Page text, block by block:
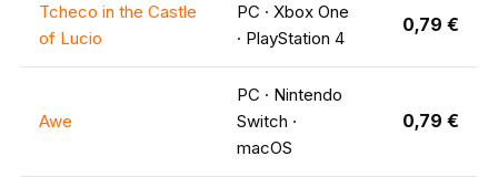
Tcheco in the Castle
of Lucio
PC · Xbox One
· PlayStation 4
0,79 €
Awe
PC · Nintendo
Switch ·
macOS
0,79 €